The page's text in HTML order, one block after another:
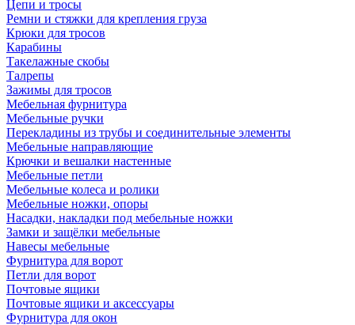
Цепи и тросы
Ремни и стяжки для крепления груза
Крюки для тросов
Карабины
Такелажные скобы
Талрепы
Зажимы для тросов
Мебельная фурнитура
Мебельные ручки
Перекладины из трубы и соединительные элементы
Мебельные направляющие
Крючки и вешалки настенные
Мебельные петли
Мебельные колеса и ролики
Мебельные ножки, опоры
Насадки, накладки под мебельные ножки
Замки и защёлки мебельные
Навесы мебельные
Фурнитура для ворот
Петли для ворот
Почтовые ящики
Почтовые ящики и аксессуары
Фурнитура для окон